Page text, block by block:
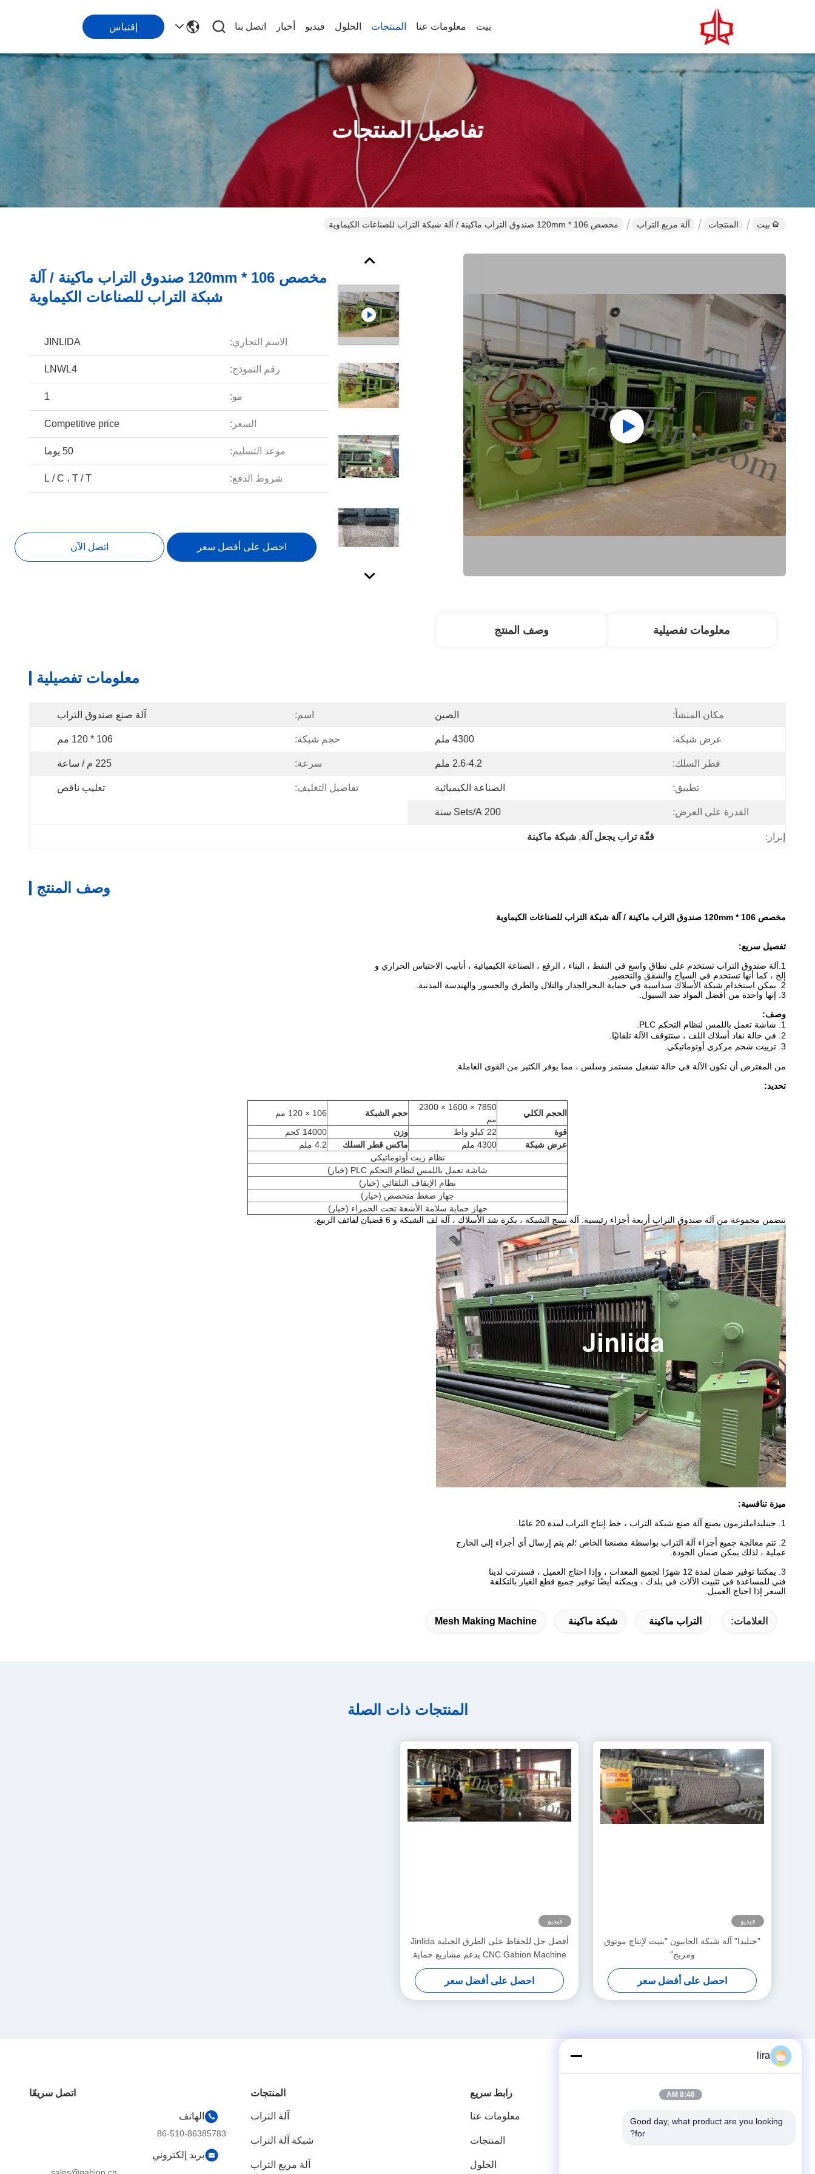
بيت معلومات عنا المنتجات الحلول فيديو أخبار اتصل بنا إقتباس
تفاصيل المنتجات
بيت المنتجات آلة مربع التراب مخصص 106 * 120mm صندوق التراب ماكينة / آلة شبكة التراب للصناعات الكيماوية
مخصص 106 * 120mm صندوق التراب ماكينة / آلة
شبكة التراب للصناعات الكيماوية
الاسم التجاري: JINLIDA
رقم النموذج: LNWL4
مو: 1
السعر: Competitive price
موعد التسليم: 50 يوما
شروط الدفع: L / C ، T / T
احصل على أفضل سعر اتصل الآن
معلومات تفصيلية وصف المنتج
معلومات تفصيلية
مكان المنشأ: الصين اسم: آلة صنع صندوق التراب
عرض شبكة: 4300 ملم حجم شبكة: 106 * 120 مم
قطر السلك: 2.6-4.2 ملم سرعة: 225 م / ساعة
تطبيق: الصناعة الكيميائية تفاصيل التغليف: تعليب ناقص
القدرة على العرض: 200 Sets/a سنة
إبراز: قفّة تراب يجعل آلة, شبكة ماكينة
وصف المنتج
مخصص 106 * 120mm صندوق التراب ماكينة / آلة شبكة التراب للصناعات الكيماوية
تفصيل سريع:
1.آلة صندوق التراب تستخدم على نطاق واسع في النفط ، البناء ، الرفع ، الصناعة الكيميائية ، أنابيب الاحتباس الحراري و
إلخ ، كما أنها تستخدم في السياج والشقق والتخضير.
2. يمكن استخدام شبكة الأسلاك سداسية في حماية البحر
الجدار والتلال والطرق والجسور والهندسة المدنية.
3. إنها واحدة
من أفضل المواد ضد السيول.
وصف:
1. شاشة تعمل باللمس لنظام التحكم PLC.
2. في حالة نفاد أسلاك اللف ، ستتوقف الآلة تلقائيًا.
3. تزييت شحم مركزي أوتوماتيكي.
من المفترض أن تكون الآلة في حالة تشغيل مستمر وسلس ، مما يوفر الكثير من القوى العاملة.
تحديد:
الحجم الكلي
7850 × 1600 × 2300
مم
حجم الشبكة
106 × 120 مم
قوة
22 كيلو واط وزن
14000 كجم
عرض شبكة
4300 ملم ماكس قطر السلك
4.2 ملم
نظام زيت أوتوماتيكي
شاشة تعمل باللمس لنظام التحكم PLC (خيار)
نظام الإيقاف التلقائي (خيار)
جهاز ضغط متخصص (خيار)
جهاز حماية سلامة الأشعة تحت الحمراء (خيار)
تتضمن مجموعة من آلة صندوق التراب أربعة أجزاء رئيسية: آلة نسج الشبكة ، بكرة شد الأسلاك ، آلة لف الشبكة و 6 قضبان لفائف الربيع.
ميزة تنافسية:
1. جينليدا
ملتزمون بصنع آلة صنع شبكة التراب ، خط إنتاج التراب لمدة 20 عامًا.
2. تتم معالجة جميع أجزاء آلة التراب بواسطة مصنعنا الخاص ؛لم يتم إرسال أي أجزاء إلى الخارج
عملية ، لذلك يمكن ضمان الجودة.
3. يمكننا توفير ضمان لمدة 12 شهرًا لجميع المعدات ، وإذا احتاج العميل ، فسنرتب لدينا
فني للمساعدة في تثبيت الآلات في بلدك ، ويمكنه أيضًا توفير جميع قطع الغيار بالتكلفة
السعر إذا احتاج العميل.
العلامات: التراب ماكينة شبكة ماكينة Mesh Making Machine
المنتجات ذات الصلة
فيديو
"جنليدا" آلة شبكة الجابيون "بنيت لإنتاج موثوق
ومربح"
احصل على أفضل سعر
فيديو
أفضل حل للحفاظ على الطرق الجبلية Jinlida
CNC Gabion Machine يدعم مشاريع حماية
المنحدرات العالمية
احصل على أفضل سعر
رابط سريع
معلومات عنا
المنتجات
الحلول
المنتجات
آلة التراب
شبكة آلة التراب
آلة مربع التراب
اتصل سريعًا
الهاتف
86-510-86385783
بريد إلكتروني
lira
8:46 AM
Good day, what product are you looking
for?